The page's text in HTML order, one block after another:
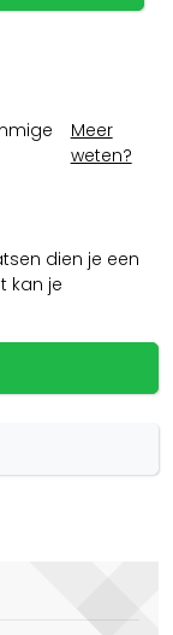
Meer
weten?
dien je een
kan je